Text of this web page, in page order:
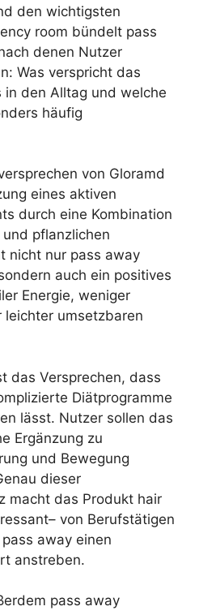
den wichtigsten
room bündelt pass
denen Nutzer
Was verspricht das
den Alltag und welche
häufig
von Gloramd
eines aktiven
durch eine Kombination
pflanzlichen
nicht nur pass away
auch ein positives
Energie, weniger
leichter umsetzbaren
das Versprechen, dass
Diätprogramme
lässt. Nutzer sollen das
Ergänzung zu
und Bewegung
dieser
macht das Produkt hair
von Berufstätigen
away einen
anstreben.
pass away